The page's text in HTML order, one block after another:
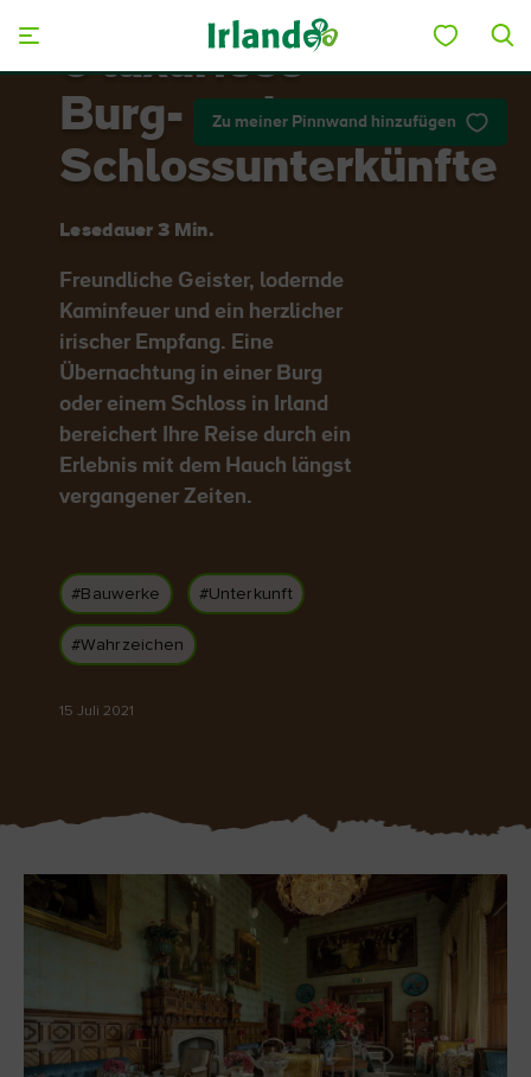
Der Blarney Stone im
Zu meiner Pinnwand hinzufügen
6 luxuriöse
Burg- und
Schlossunterkünfte
Lesedauer 3 Min.
Freundliche Geister, lodernde
Kaminfeuer und ein herzlicher
irischer Empfang. Eine
Übernachtung in einer Burg
oder einem Schloss in Irland
bereichert Ihre Reise durch ein
Erlebnis mit dem Hauch längst
vergangener Zeiten.
#Bauwerke #Unterkunft
#Wahrzeichen
15 Juli 2021